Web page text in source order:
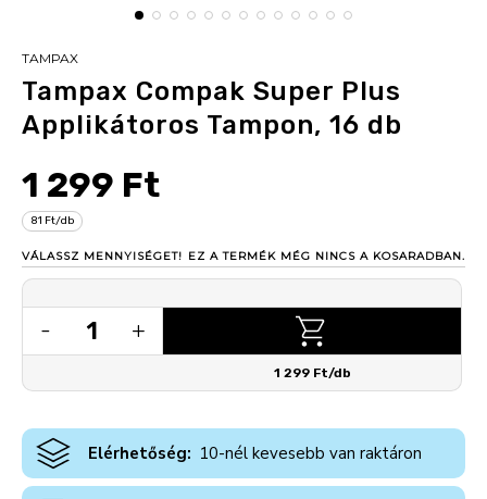
TAMPAX
Tampax Compak Super Plus
Applikátoros Tampon, 16 db
1 299 Ft
81 Ft/db
VÁLASSZ MENNYISÉGET! EZ A TERMÉK MÉG NINCS A KOSARADBAN.
- 1 +
1 299 Ft/db
Elérhetőség: 10-nél kevesebb van raktáron